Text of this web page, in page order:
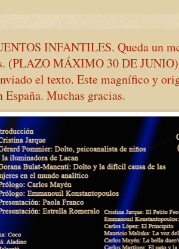
INFANTILES. Queda un
(PLAZO MÁXIMO 30 DE
el texto. Este magnífico y
España. Muchas gracias.